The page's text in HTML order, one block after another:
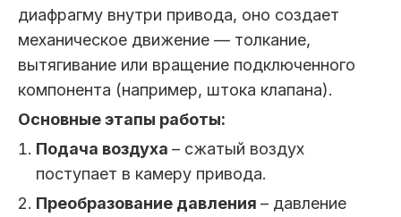
диафрагму внутри привода, оно создает
механическое движение — толкание,
вытягивание или вращение подключенного
компонента (например, штока клапана).
Основные этапы работы:
Подача воздуха – сжатый воздух
поступает в камеру привода.
Преобразование давления – давление